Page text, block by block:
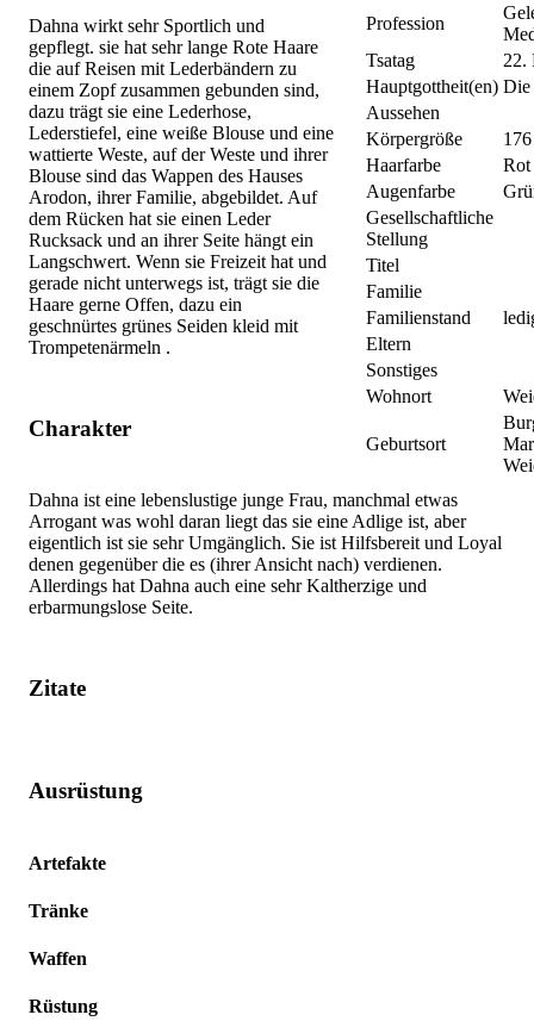
Profession
Tsatag
22.
Hauptgottheit(en) Die
Aussehen
Körpergröße
176
Haarfarbe
Rot
Augenfarbe
Gesellschaftliche
Stellung
Titel
Familie
Familienstand
Eltern
Sonstiges
Wohnort
Geburtsort
Dahna wirkt sehr Sportlich und
gepflegt. sie hat sehr lange Rote Haare
die auf Reisen mit Lederbändern zu
einem Zopf zusammen gebunden sind,
dazu trägt sie eine Lederhose,
Lederstiefel, eine weiße Blouse und eine
wattierte Weste, auf der Weste und ihrer
Blouse sind das Wappen des Hauses
Arodon, ihrer Familie, abgebildet. Auf
dem Rücken hat sie einen Leder
Rucksack und an ihrer Seite hängt ein
Langschwert. Wenn sie Freizeit hat und
gerade nicht unterwegs ist, trägt sie die
Haare gerne Offen, dazu ein
geschnürtes grünes Seiden kleid mit
Trompetenärmeln .
Charakter
Dahna ist eine lebenslustige junge Frau, manchmal etwas
Arrogant was wohl daran liegt das sie eine Adlige ist, aber
eigentlich ist sie sehr Umgänglich. Sie ist Hilfsbereit und Loyal
denen gegenüber die es (ihrer Ansicht nach) verdienen.
Allerdings hat Dahna auch eine sehr Kaltherzige und
erbarmungslose Seite.
Zitate
Ausrüstung
Artefakte
Tränke
Waffen
Rüstung